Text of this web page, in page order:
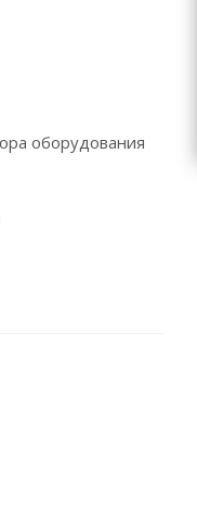
оборудования